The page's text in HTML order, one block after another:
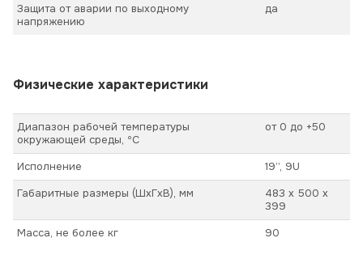
Защита от аварии по выходному
напряжению
да
Физические характеристики
Диапазон рабочей температуры
окружающей среды, ºС
от 0 до +50
Исполнение
19”, 9U
Габаритные размеры (ШхГхВ), мм
483 х 500 х
399
Масса, не более кг
90